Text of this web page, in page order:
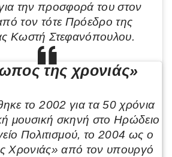
την προσφορά του στον
τον τότε Πρόεδρο της
Κωστή Στεφανόπουλου.
της χρονιάς»
το 2002 για τα 50 χρόνια
μουσική σκηνή στο Ηρώδειο
Πολιτισμού, το 2004 ως ο
Χρονιάς» από τον υπουργό